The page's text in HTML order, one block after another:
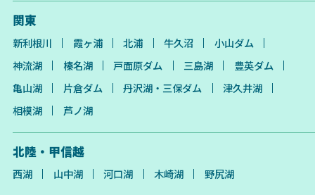
関東
新利根川 霞ヶ浦 北浦 牛久沼
小山ダム
神流湖
榛名湖 戸面原ダム 三島湖
豊英ダム
亀山湖
片倉ダム 丹沢湖・三保ダム
津久井湖
相模湖
芦ノ湖
北陸・甲信越
西湖 山中湖 河口湖 木崎湖 野尻湖